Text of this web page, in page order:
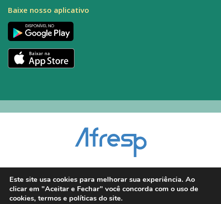
Baixe nosso aplicativo
dpo@afresp.org.br
Diretor Técnico: Antonio Carlos Aparecido. CRM: 54.464
Este site usa cookies para melhorar sua experiência. Ao
clicar em "Aceitar e Fechar" você concorda com o uso de
cookies, termos e políticas do site.